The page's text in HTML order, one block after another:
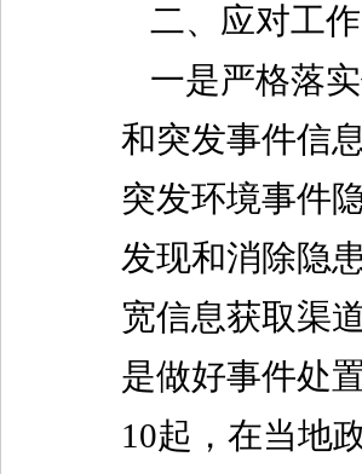
二、应对工作
一是严格落
和突发事件信
突发环境事件
发现和消除隐
宽信息获取渠道
是做好事件处置
10起，在当地